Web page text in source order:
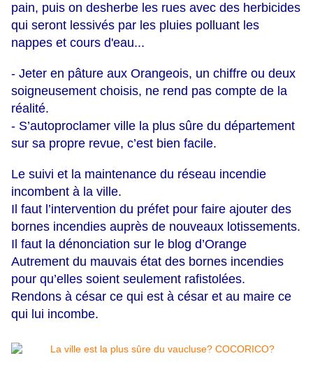
pain, puis on desherbe les rues avec des herbicides
qui seront lessivés par les pluies polluant les
nappes et cours d'eau...
- Jeter en pâture aux Orangeois, un chiffre ou deux
soigneusement choisis, ne rend pas compte de la
réalité.
- S’autoproclamer ville la plus sûre du département
sur sa propre revue, c’est bien facile.
Le suivi et la maintenance du réseau incendie
incombent à la ville.
Il faut l’intervention du préfet pour faire ajouter des
bornes incendies auprès de nouveaux lotissements.
Il faut la dénonciation sur le blog d’Orange
Autrement du mauvais état des bornes incendies
pour qu’elles soient seulement rafistolées.
Rendons à césar ce qui est à césar et au maire ce
qui lui incombe.